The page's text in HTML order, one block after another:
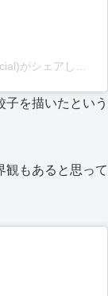
を描いたという
観もあると思って